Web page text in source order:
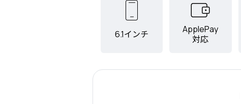
6.1インチ
ApplePay
対応